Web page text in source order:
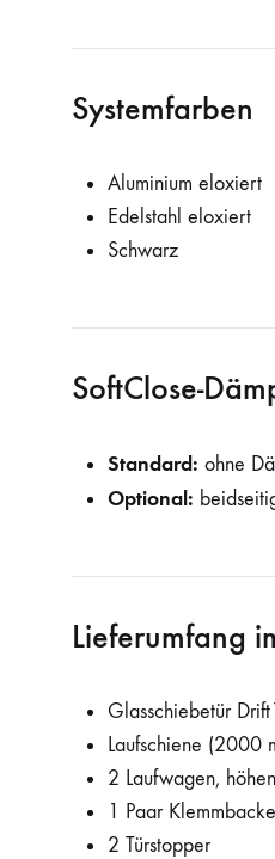
Systemfarben
Aluminium eloxiert
Edelstahl eloxiert
Schwarz
SoftClose-
Standard: ohne
Optional:
Lieferumfang
Glasschiebetür
Laufschiene (2000
2 Laufwagen,
1 Paar
2 Türstopper